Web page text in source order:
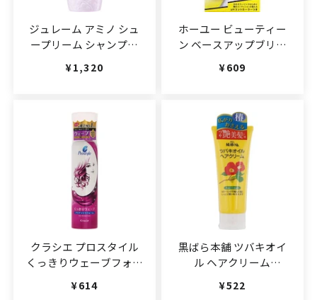
ジュレーム アミノ シュ
ープリーム シャンプー
ス)
通常価格
¥1,320
ホーユー ビューティー
ン ベースアップブリー
(JAN:4987205311901)
通常価格
¥609
クラシエ プロスタイル
くっきりウェーブフォー
150g(JAN:4901417663436)
通常価格
¥614
黒ばら本舗 ツバキオイ
ル ヘアクリーム
通常価格
¥522